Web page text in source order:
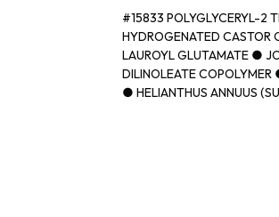
#15833 POLYGLYCERYL-2
HYDROGENATED CASTOR
LAUROYL GLUTAMATE ●
DILINOLEATE
● HELIANTHUS ANNUUS
(FRAGRANCE) ●